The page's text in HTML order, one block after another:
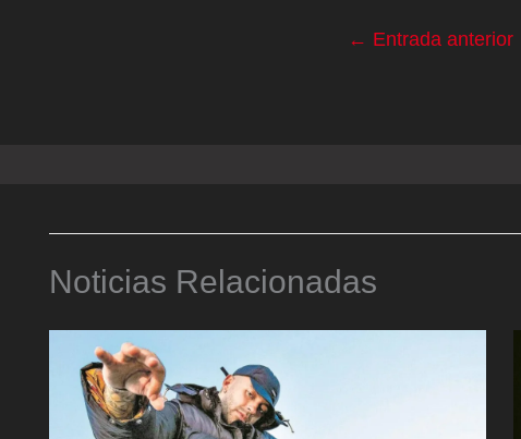
← Entrada anterior
Noticias Relacionadas